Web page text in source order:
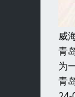
威
青
为
青